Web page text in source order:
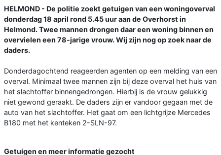
HELMOND - De politie zoekt getuigen van een woningoverval
donderdag 18 april rond 5.45 uur aan de Overhorst in
Helmond. Twee mannen drongen daar een woning binnen en
overvielen een 78-jarige vrouw. Wij zijn nog op zoek naar de
daders.
Donderdagochtend reageerden agenten op een melding van een
overval. Minimaal twee mannen zijn bij deze overval het huis van
het slachtoffer binnengedrongen. Hierbij is de vrouw gelukkig
niet gewond geraakt. De daders zijn er vandoor gegaan met de
auto van het slachtoffer. Het gaat om een lichtgrijze Mercedes
B180 met het kenteken 2-SLN-97.
Getuigen en meer informatie gezocht